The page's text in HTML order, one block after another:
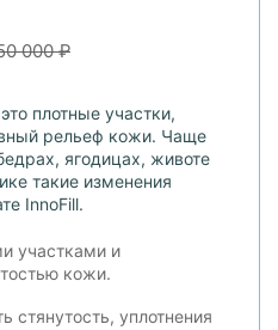
000 ₽
плотные участки,
рельеф кожи. Чаще
ягодицах, животе
такие изменения
InnoFill.
участками и
кожи.
стянутость, уплотнения